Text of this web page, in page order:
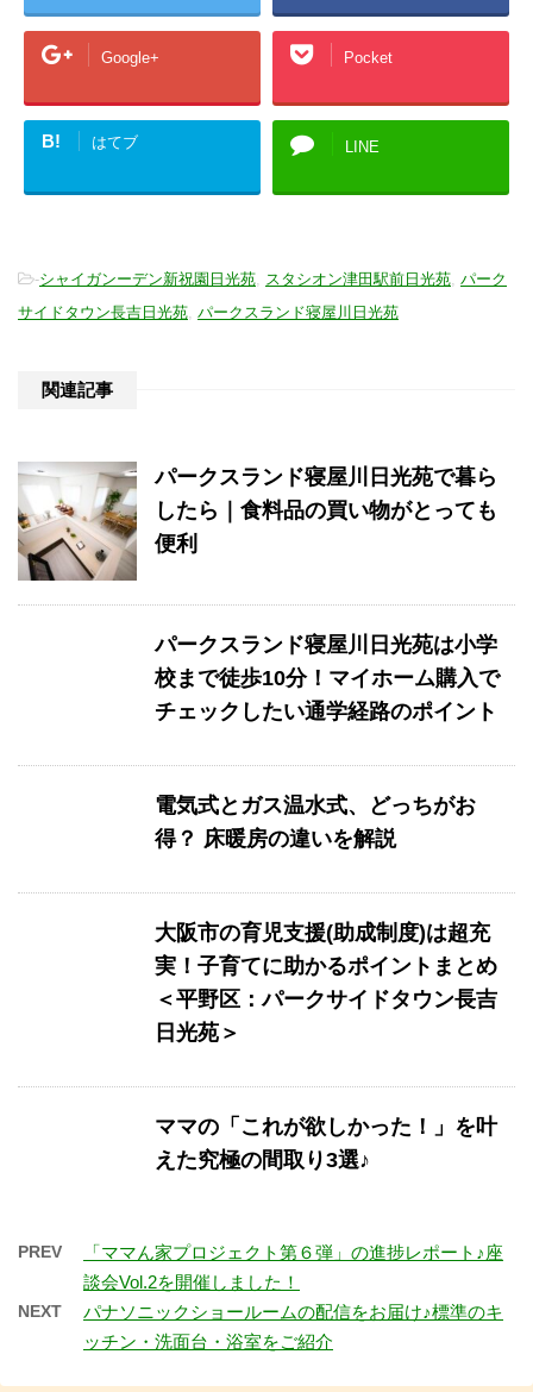
Google+ Pocket
B! はてブ LINE
-シャイガンーデン新祝園日光苑 スタシオン津田駅前日光苑 パーク
サイドタウン長吉日光苑 パークスランド寝屋川日光苑
関連記事
パークスランド寝屋川日光苑で暮ら
したら｜食料品の買い物がとっても
便利
パークスランド寝屋川日光苑は小学
校まで徒歩10分！マイホーム購入で
チェックしたい通学経路のポイント
電気式とガス温水式、どっちがお
得？ 床暖房の違いを解説
大阪市の育児支援(助成制度)は超充
実！子育てに助かるポイントまとめ
＜平野区：パークサイドタウン長吉
日光苑＞
ママの「これが欲しかった！」を叶
えた究極の間取り3選♪
PREV
「ママん家プロジェクト第６弾」の進捗レポート♪座
談会Vol.2を開催しました！
NEXT
パナソニックショールームの配信をお届け♪標準のキ
ッチン・洗面台・浴室をご紹介